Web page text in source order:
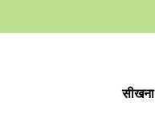
सीखना